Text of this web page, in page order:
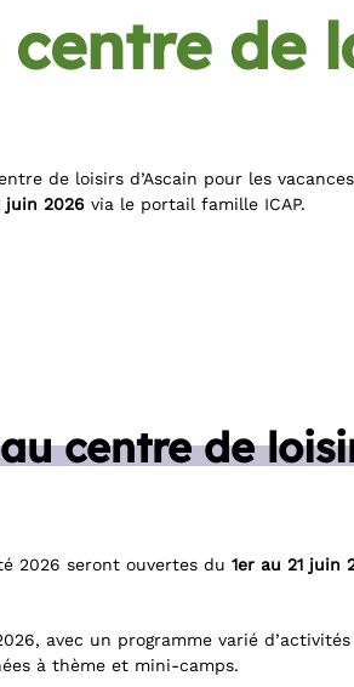
de
de loisirs d’Ascain pour les
juin 2026 via le portail famille ICAP.
centre de
2026 seront ouvertes du 1er au 21 juin
avec un programme varié
à thème et mini-camps.